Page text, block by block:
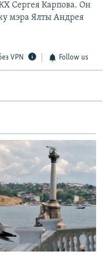
Сергея Карпова. Он
мэра Ялты Андрея
VPN Follow us